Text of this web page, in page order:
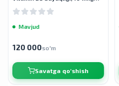
Mavjud
120 000so'm
Savatga qo'shish